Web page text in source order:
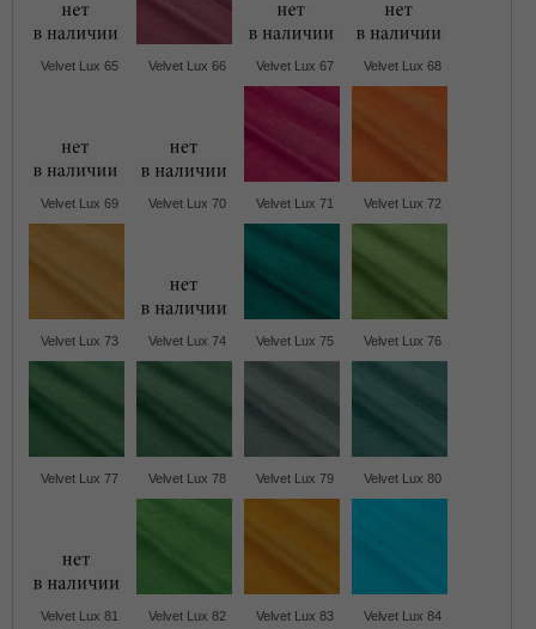
Velvet Lux 65 Velvet Lux 66 Velvet Lux 67 Velvet Lux 68
Velvet Lux 69 Velvet Lux 70 Velvet Lux 71 Velvet Lux 72
Velvet Lux 73 Velvet Lux 74 Velvet Lux 75 Velvet Lux 76
Velvet Lux 77 Velvet Lux 78 Velvet Lux 79 Velvet Lux 80
Velvet Lux 81 Velvet Lux 82 Velvet Lux 83 Velvet Lux 84